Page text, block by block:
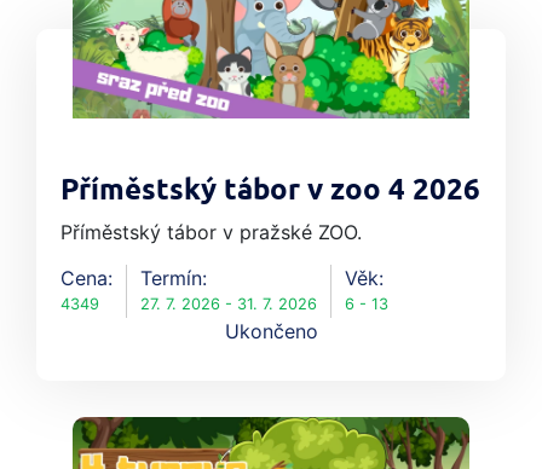
Příměstský tábor v zoo 4 2026
Příměstský tábor v pražské ZOO.
Cena:
4349
Termín:
27. 7. 2026 - 31. 7. 2026
Věk:
6 - 13
Ukončeno